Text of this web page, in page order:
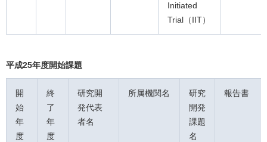
Initiated
Trial（IIT）
平成25年度開始課題
開
始
年
度
終
了
年
度
研究開
発代表
者名
所属機関名
研究
開発
課題
名
報告書